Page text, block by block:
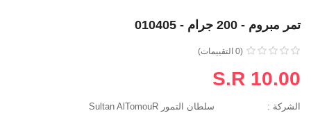
تمر مبروم - 200 جرام - 010405
(0 التقييمات)
S.R 10.00
الشركة :
سلطان التمور Sultan AlTomouR